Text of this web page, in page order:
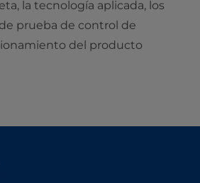
la tecnología aplicada, los
prueba de control de
del producto